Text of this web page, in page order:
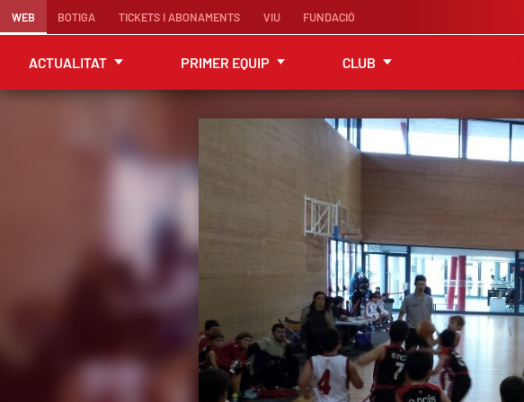
WEB BOTIGA TICKETS I ABONAMENTS VIU FUNDACIÓ
ACTUALITAT PRIMER EQUIP CLUB